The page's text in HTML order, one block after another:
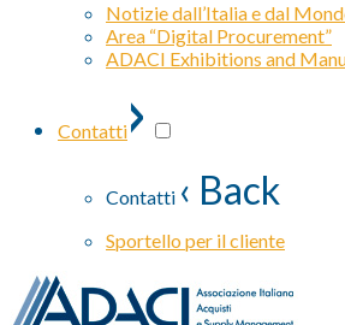
Notizie dall’Italia e dal
Area “Digital Procurement”
ADACI Exhibitions and
Contatti›
Contatti ‹ Back
Sportello per il cliente